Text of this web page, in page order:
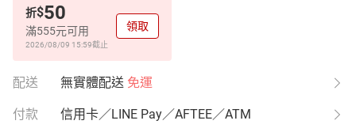
折$50
滿555元可用
2026/08/09 15:59截止
領取
配送 無實體配送 免運
付款 信用卡／LINE Pay／AFTEE／ATM